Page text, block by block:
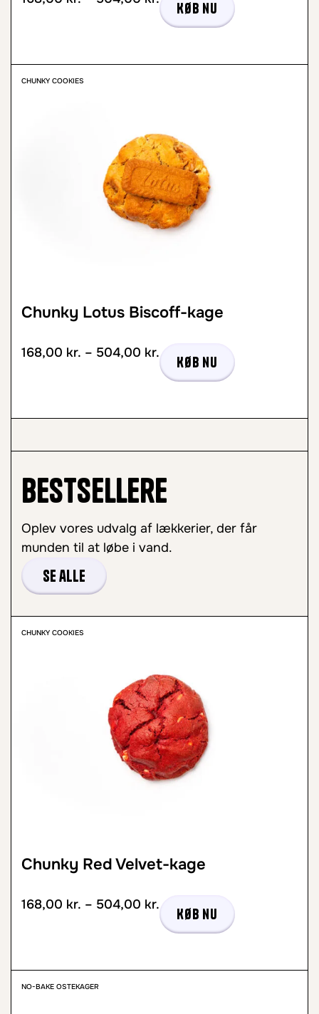
Køb nu
CHUNKY COOKIES
Chunky Lotus Biscoff-kage
168,00 kr. – 504,00 kr.
Køb nu
Bestsellere
Oplev vores udvalg af lækkerier, der får
munden til at løbe i vand.
Se alle
CHUNKY COOKIES
Chunky Red Velvet-kage
168,00 kr. – 504,00 kr.
Køb nu
NO-BAKE OSTEKAGER